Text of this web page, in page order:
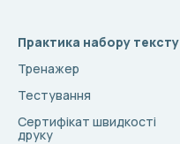
Практика набору тексту
Тренажер
Тестування
Сертифікат швидкості
друку